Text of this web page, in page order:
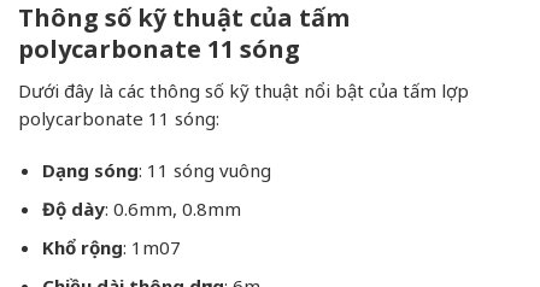
Thông số kỹ thuật của tấm
polycarbonate 11 sóng
Dưới đây là các thông số kỹ thuật nổi bật của tấm lợp
polycarbonate 11 sóng:
Dạng sóng: 11 sóng vuông
Độ dày: 0.6mm, 0.8mm
Khổ rộng: 1m07